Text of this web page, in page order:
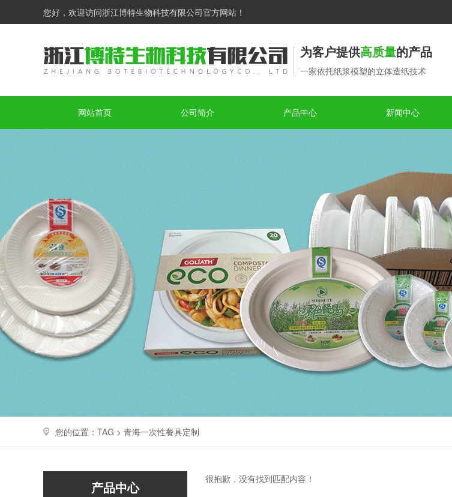
您好，欢迎访问浙江博特生物科技有限公司官方网站！
为客户提供高质量的产品
一家依托纸浆模塑的立体造纸技术
网站首页 公司简介 产品中心 新闻中心
您的位置：TAG > 青海一次性餐具定制
产品中心 很抱歉，没有找到匹配内容！